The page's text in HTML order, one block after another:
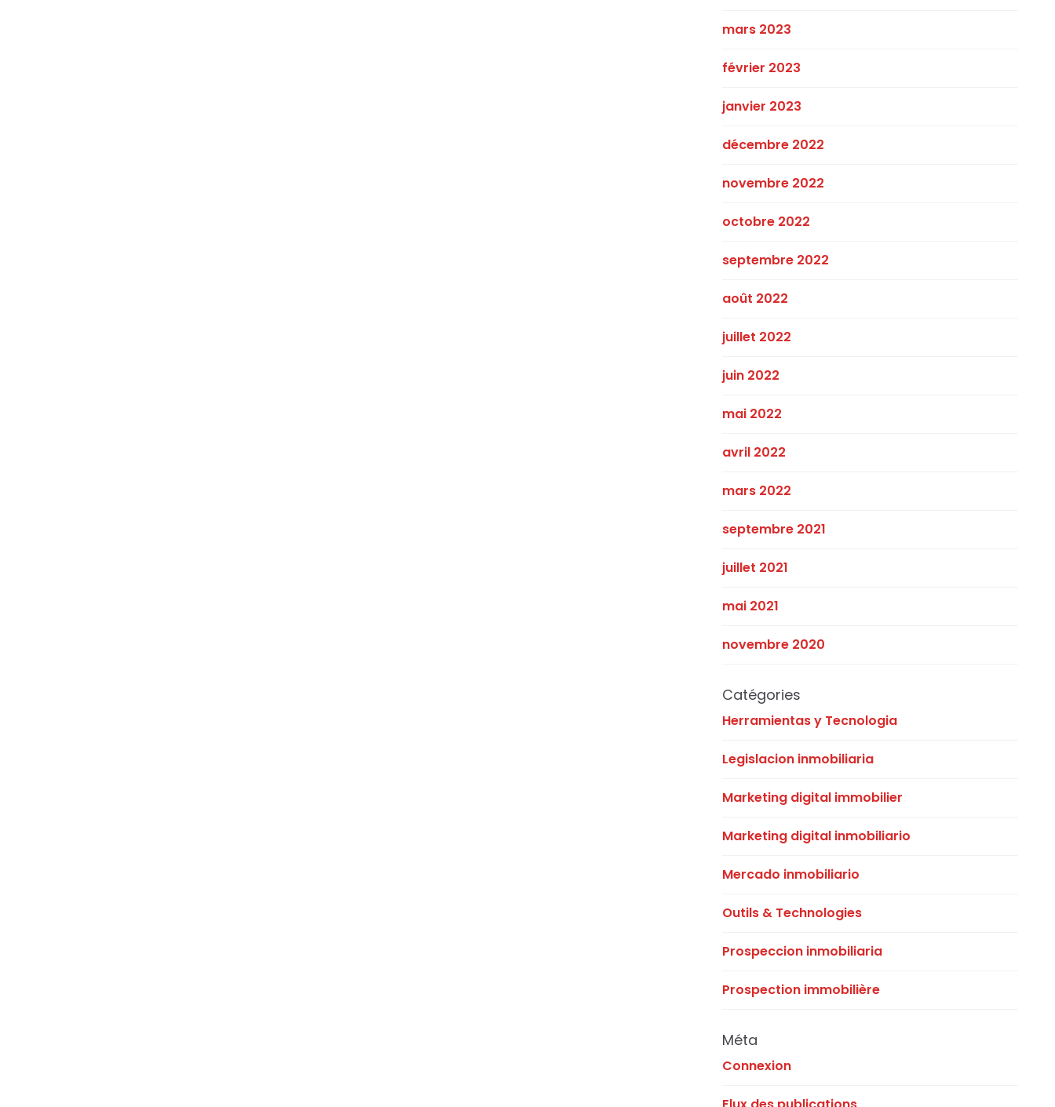
mars 2023
février 2023
janvier 2023
décembre 2022
novembre 2022
octobre 2022
septembre 2022
août 2022
juillet 2022
juin 2022
mai 2022
avril 2022
mars 2022
septembre 2021
juillet 2021
mai 2021
novembre 2020
Catégories
Herramientas y Tecnologia
Legislacion inmobiliaria
Marketing digital immobilier
Marketing digital inmobiliario
Mercado inmobiliario
Outils & Technologies
Prospeccion inmobiliaria
Prospection immobilière
Méta
Connexion